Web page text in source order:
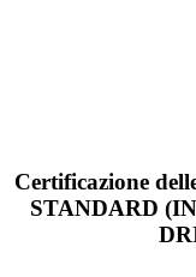
Certificazione
STANDARD